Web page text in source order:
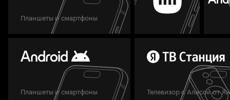
Планшеты и смартфоны
Планшеты и смартфоны Телевизор с Алисой от